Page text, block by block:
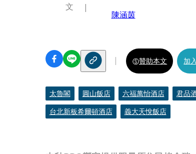
文
陳涵茵
贊助本文 加
太魯閣 圓山飯店 六福萬怡酒店 君品
台北新板希爾頓酒店
義大天悅飯店